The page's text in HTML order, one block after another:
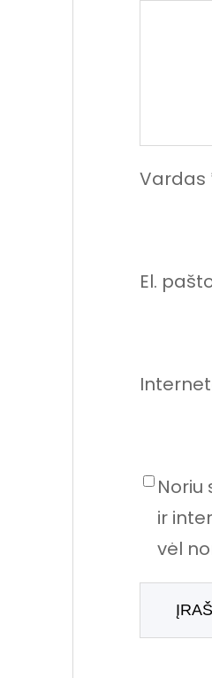
Vardas
El.
ir
vėl